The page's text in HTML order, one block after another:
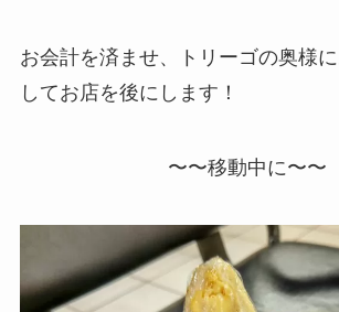
お会計を済ませ、トリーゴの奥様
してお店を後にします！
〜〜移動中に〜〜